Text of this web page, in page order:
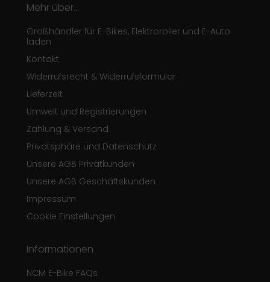
Mehr über...
Großhändler für E-Bikes, Elektroroller und E-Auto
laden
Kontakt
Widerrufsrecht & Widerrufsformular
Lieferzeit
Umwelt und Registrierungen
Zahlung & Versand
Privatsphäre und Datenschutz
Unsere AGB Privatkunden
Unsere AGB Geschäftskunden
Impressum
Cookie Einstellungen
Informationen
NCM E-Bike FAQs